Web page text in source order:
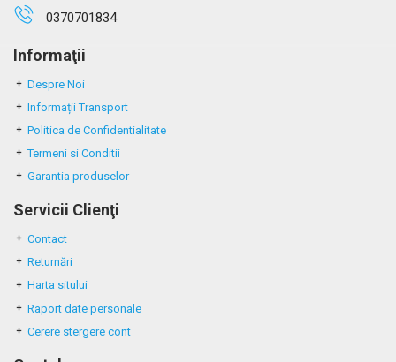
0370701834
Informaţii
Despre Noi
Informații Transport
Politica de Confidentialitate
Termeni si Conditii
Garantia produselor
Servicii Clienţi
Contact
Returnări
Harta sitului
Raport date personale
Cerere stergere cont